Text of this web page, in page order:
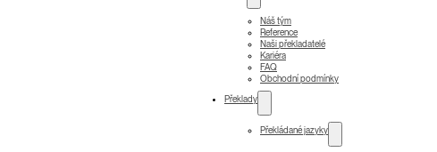
Náš tým
Reference
Naši překladatelé
Kariéra
FAQ
Obchodní podmínky
Překlady
Překládané jazyky